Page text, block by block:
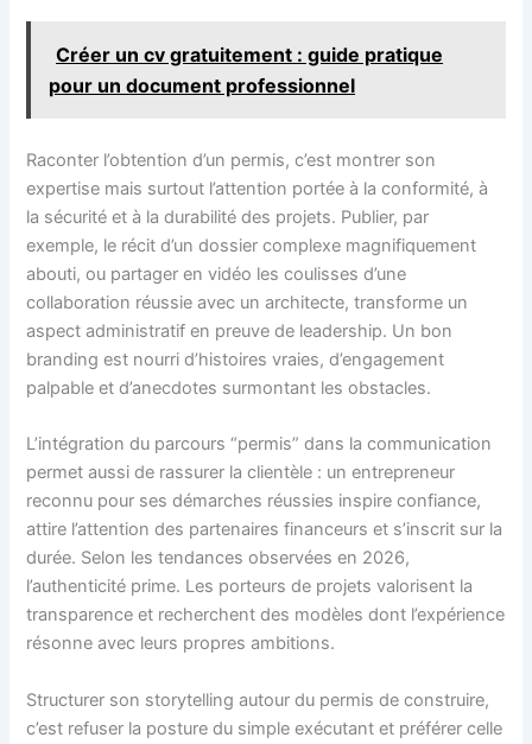
Créer un cv gratuitement : guide pratique
pour un document professionnel
Raconter l’obtention d’un permis, c’est montrer son
expertise mais surtout l’attention portée à la conformité, à
la sécurité et à la durabilité des projets. Publier, par
exemple, le récit d’un dossier complexe magnifiquement
abouti, ou partager en vidéo les coulisses d’une
collaboration réussie avec un architecte, transforme un
aspect administratif en preuve de leadership. Un bon
branding est nourri d’histoires vraies, d’engagement
palpable et d’anecdotes surmontant les obstacles.
L’intégration du parcours “permis” dans la communication
permet aussi de rassurer la clientèle : un entrepreneur
reconnu pour ses démarches réussies inspire confiance,
attire l’attention des partenaires financeurs et s’inscrit sur la
durée. Selon les tendances observées en 2026,
l’authenticité prime. Les porteurs de projets valorisent la
transparence et recherchent des modèles dont l’expérience
résonne avec leurs propres ambitions.
Structurer son storytelling autour du permis de construire,
c’est refuser la posture du simple exécutant et préférer celle